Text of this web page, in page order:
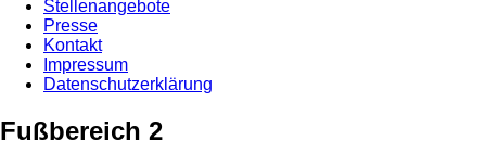
Stellenangebote
Presse
Kontakt
Impressum
Datenschutzerklärung
Fußbereich 2